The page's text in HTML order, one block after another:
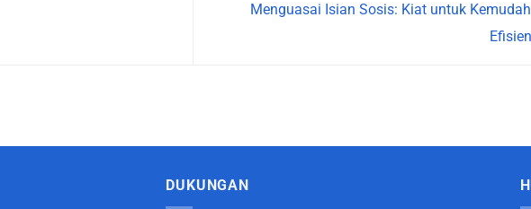
Menguasai Isian Sosis: Kiat untuk
DUKUNGAN